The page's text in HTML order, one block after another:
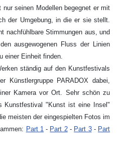
nur seinen Modellen begegnet er mit
der Umgebung, in die er sie stellt.
nachfühlbare Stimmungen aus, und
ausgewogenen Fluss der Linien
einer Einheit finden.
ständig auf den Kunstfestivals
Künstlergruppe PARADOX dabei,
Kamera vor Ort. Sehr schön zu
Kunstfestival "Kunst ist eine Insel"
meisten der eingespielten Fotos im
Part 1- Part 2- Part 3- Part